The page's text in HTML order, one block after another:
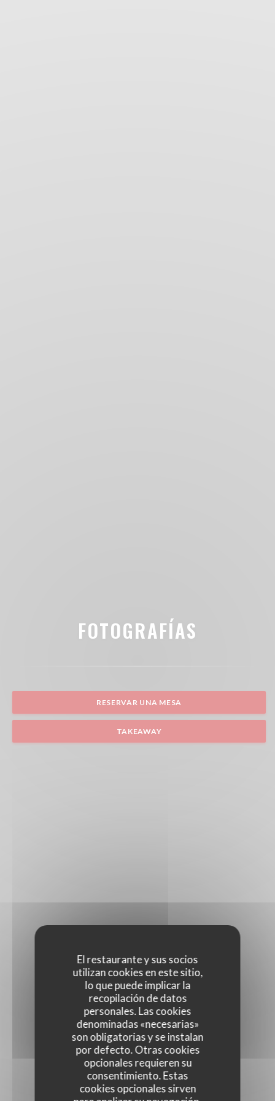
El restaurante y sus socios
utilizan cookies en este sitio,
lo que puede implicar la
recopilación de datos
personales. Las cookies
denominadas «necesarias»
son obligatorias y se instalan
por defecto. Otras cookies
opcionales requieren su
consentimiento. Estas
cookies opcionales sirven
FOTOGRAFÍAS
RESERVAR UNA MESA
TAKEAWAY